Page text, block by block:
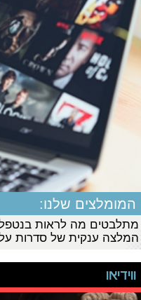
המומלצים שלנו:
מתלבטים מה לראות
המלצה ענקית של סדרות על
ווידיאו